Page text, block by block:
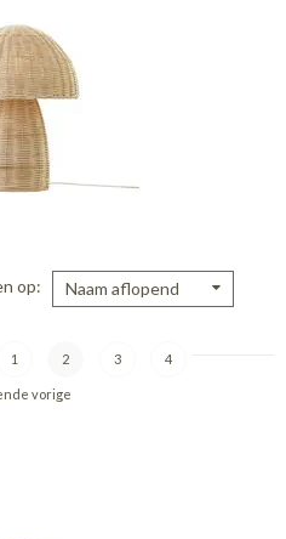
op Naam aflopend
1 2 3 4
vorige